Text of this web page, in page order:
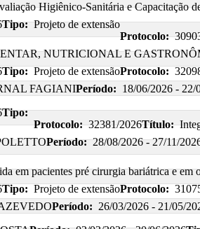
Higiênico-Sanitária e Capacitação
Tipo: Projeto de extensão
Protocolo:
NUTRICIONAL E
Tipo: Projeto de extensãoProtocolo:
FAGIANIPeríodo: 18/06/2026 - 22/
Tipo:
Protocolo: 32381/2026Título:
Período: 28/08/2026 - 27/11/
em pacientes pré cirurgia bariátrica e em
Tipo: Projeto de extensãoProtocolo:
Período: 26/03/2026 - 21/05/